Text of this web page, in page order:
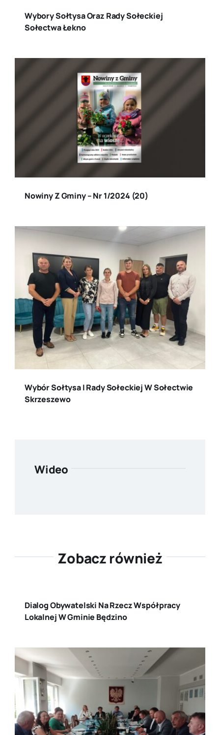
Wybory Sołtysa Oraz Rady Sołeckiej
Sołectwa Łekno
Nowiny Z Gminy – Nr 1/2024 (20)
Wybór Sołtysa I Rady Sołeckiej W Sołectwie
Skrzeszewo
Wideo
Zobacz również
Dialog Obywatelski Na Rzecz Współpracy
Lokalnej W Gminie Będzino